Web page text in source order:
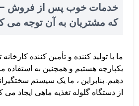
خدمات خوب پس از فروش
که مشتریان به آن توجه می
ما با تولید کننده و تأمین کننده
یکپارچه هستیم و همچنین به
دهیم. بنابراین ، ما یک سیستم
از دستگاه گلوله تغذیه ماهی ایجاد می